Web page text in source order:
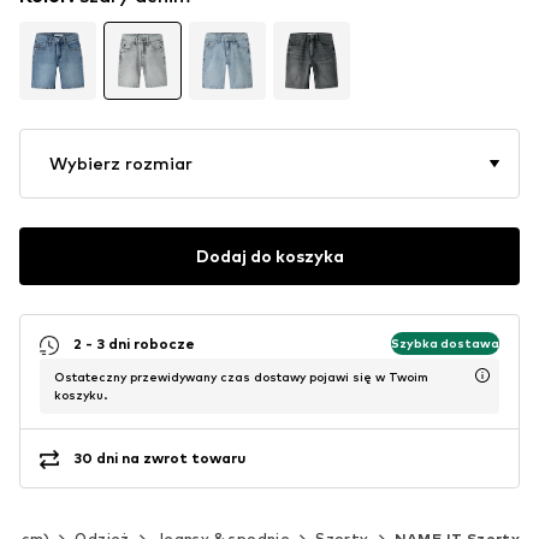
Wybierz rozmiar
Dodaj do koszyka
2 - 3 dni robocze Szybka dostawa
Ostateczny przewidywany czas dostawy pojawi się w Twoim
koszyku.
30 dni na zwrot towaru